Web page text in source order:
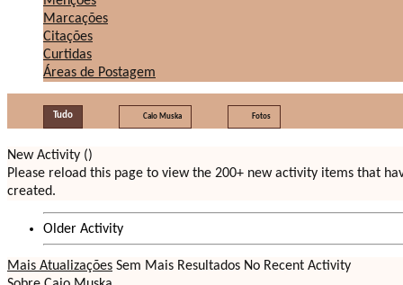
Marcações
Citações
Curtidas
Áreas de Postagem
Tudo Caio Muska Fotos
New Activity ()
Please reload this page to view the 200+ new activity items that
created.
Older Activity
Mais Atualizações Sem Mais Resultados No Recent Activity